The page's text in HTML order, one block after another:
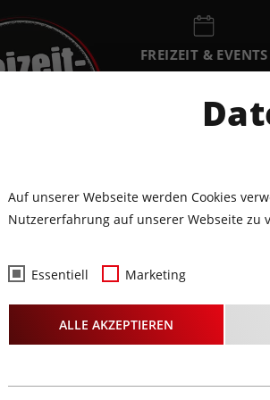
FREIZEIT & EVENTS
EVENTKALENDER
Die
Auf unserer Webseite werden Cookies
Nutzererfahrung auf unserer Webseite zu
Essentiell Marketing
ALLE AKZEPTIEREN